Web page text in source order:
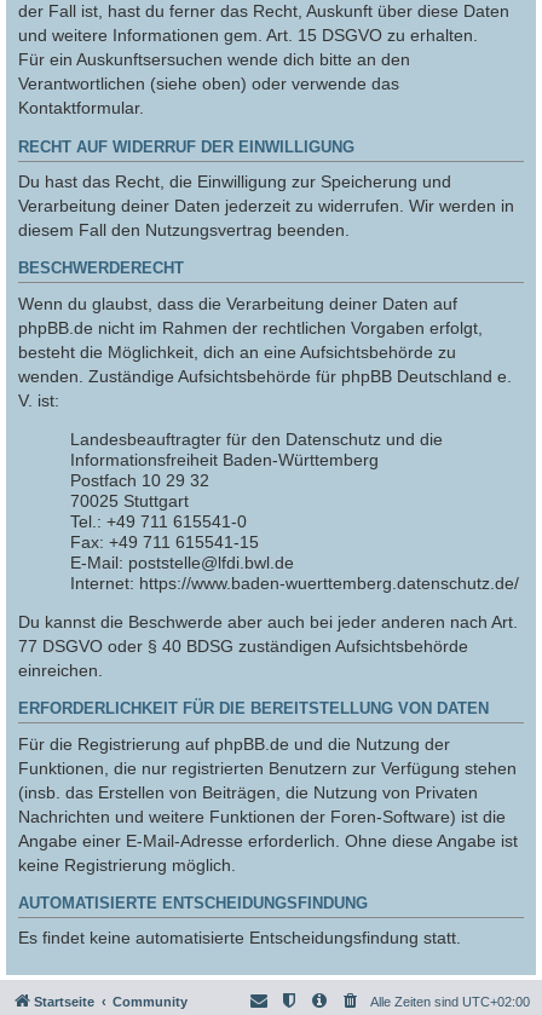
der Fall ist, hast du ferner das Recht, Auskunft über diese Daten
und weitere Informationen gem. Art. 15 DSGVO zu erhalten.
Für ein Auskunftsersuchen wende dich bitte an den
Verantwortlichen (siehe oben) oder verwende das
Kontaktformular.
RECHT AUF WIDERRUF DER EINWILLIGUNG
Du hast das Recht, die Einwilligung zur Speicherung und
Verarbeitung deiner Daten jederzeit zu widerrufen. Wir werden in
diesem Fall den Nutzungsvertrag beenden.
BESCHWERDERECHT
Wenn du glaubst, dass die Verarbeitung deiner Daten auf
phpBB.de nicht im Rahmen der rechtlichen Vorgaben erfolgt,
besteht die Möglichkeit, dich an eine Aufsichtsbehörde zu
wenden. Zuständige Aufsichtsbehörde für phpBB Deutschland e.
V. ist:
Landesbeauftragter für den Datenschutz und die
Informationsfreiheit Baden-Württemberg
Postfach 10 29 32
70025 Stuttgart
Tel.: +49 711 615541-0
Fax: +49 711 615541-15
E-Mail: poststelle@lfdi.bwl.de
Internet: https://www.baden-wuerttemberg.datenschutz.de/
Du kannst die Beschwerde aber auch bei jeder anderen nach Art.
77 DSGVO oder § 40 BDSG zuständigen Aufsichtsbehörde
einreichen.
ERFORDERLICHKEIT FÜR DIE BEREITSTELLUNG VON DATEN
Für die Registrierung auf phpBB.de und die Nutzung der
Funktionen, die nur registrierten Benutzern zur Verfügung stehen
(insb. das Erstellen von Beiträgen, die Nutzung von Privaten
Nachrichten und weitere Funktionen der Foren-Software) ist die
Angabe einer E-Mail-Adresse erforderlich. Ohne diese Angabe ist
keine Registrierung möglich.
AUTOMATISIERTE ENTSCHEIDUNGSFINDUNG
Es findet keine automatisierte Entscheidungsfindung statt.
Startseite Community Alle Zeiten sind UTC+02:00